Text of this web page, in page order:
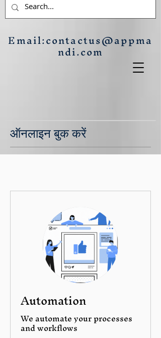
Email:contactus@appma
ndi.com
ऑनलाइन बुक करें
Automation
We automate your processes
and workflows